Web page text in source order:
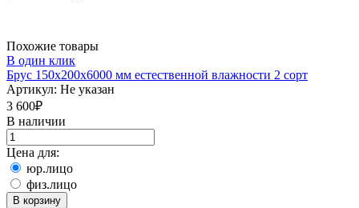
Похожие товары
В один клик
Брус 150х200х6000 мм естественной влажности 2 сорт
Артикул: Не указан
3 600₽
В наличии
Цена для:
юр.лицо
физ.лицо
В корзину